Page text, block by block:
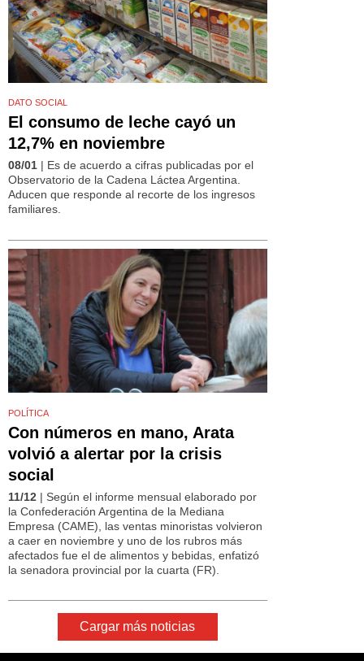
DATO SOCIAL
El consumo de leche cayó un
12,7% en noviembre
08/01 | Es de acuerdo a cifras publicadas por el
Observatorio de la Cadena Láctea Argentina.
Aducen que responde al recorte de los ingresos
familiares.
POLÍTICA
Con números en mano, Arata
volvió a alertar por la crisis
social
11/12 | Según el informe mensual elaborado por
la Confederación Argentina de la Mediana
Empresa (CAME), las ventas minoristas volvieron
a caer en noviembre y uno de los rubros más
afectados fue el de alimentos y bebidas, enfatizó
la senadora provincial por la cuarta (FR).
Cargar más noticias